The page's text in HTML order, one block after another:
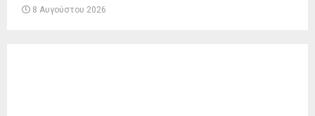
8 Αυγούστου 2026